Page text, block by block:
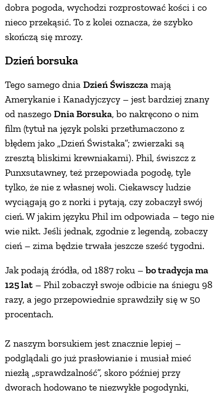
dobra pogoda, wychodzi rozprostować kości i co
nieco przekąsić. To z kolei oznacza, że szybko
skończą się mrozy.
Dzień borsuka
Tego samego dnia Dzień Świszcza mają
Amerykanie i Kanadyjczycy – jest bardziej znany
od naszego Dnia Borsuka, bo nakręcono o nim
film (tytuł na język polski przetłumaczono z
błędem jako „Dzień Świstaka”; zwierzaki są
zresztą bliskimi krewniakami). Phil, świszcz z
Punxsutawney, też przepowiada pogodę, tyle
tylko, że nie z własnej woli. Ciekawscy ludzie
wyciągają go z norki i pytają, czy zobaczył swój
cień. W jakim języku Phil im odpowiada – tego nie
wie nikt. Jeśli jednak, zgodnie z legendą, zobaczy
cień – zima będzie trwała jeszcze sześć tygodni.
Jak podają źródła, od 1887 roku – bo tradycja ma
125 lat – Phil zobaczył swoje odbicie na śniegu 98
razy, a jego przepowiednie sprawdziły się w 50
procentach.
Z naszym borsukiem jest znacznie lepiej –
podglądali go już prasłowianie i musiał mieć
niezłą „sprawdzalność”, skoro później przy
dworach hodowano te niezwykłe pogodynki,